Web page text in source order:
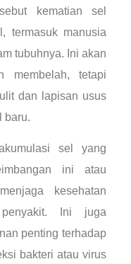
kematian sel
termasuk manusia
tubuhnya. Ini akan
membelah, tetapi
dan lapisan usus
baru.
sel yang
ini atau
kesehatan
Ini juga
penting terhadap
bakteri atau virus